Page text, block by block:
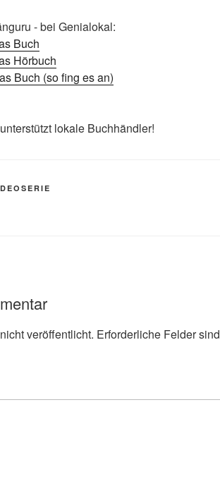
- bei Genialokal:
Buch
Hörbuch
Buch (so fing es an)
lokale Buchhändler!
veröffentlicht. Erforderliche Felder sind